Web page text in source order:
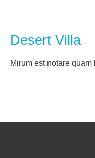
Desert Villa
Мirum est notare quam